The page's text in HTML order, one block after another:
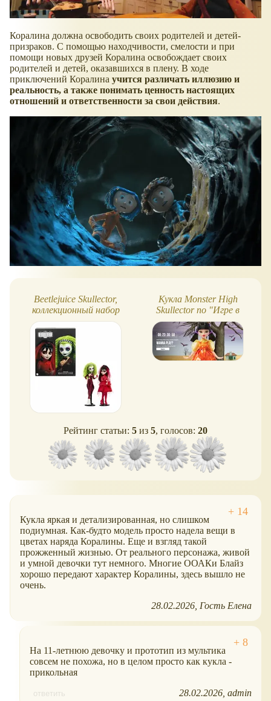
Коралина должна освободить своих родителей и детей-
призраков. С помощью находчивости, смелости и при
помощи новых друзей Коралина освобождает своих
родителей и детей, оказавшихся в плену. В ходе
приключений Коралина учится различать иллюзию и
реальность, а также понимать ценность настоящих
отношений и ответственности за свои действия.
Beetlejuice Skullector,
коллекционный набор
кукол Monster High
Кукла Monster High
Skullector по "Игре в
кальмара"
Рейтинг статьи: 5 из 5, голосов: 20
Кукла яркая и детализированная, но слишком
подиумная. Как-будто модель просто надела вещи в
цветах наряда Коралины. Еще и взгляд такой
прожженный жизнью. От реального персонажа, живой
и умной девочки тут немного. Многие ООАКи Блайз
хорошо передают характер Коралины, здесь вышло не
очень.
28.02.2026 Гость Елена
На 11-летнюю девочку и прототип из мультика
совсем не похожа, но в целом просто как кукла -
прикольная
ответить 28.02.2026 admin